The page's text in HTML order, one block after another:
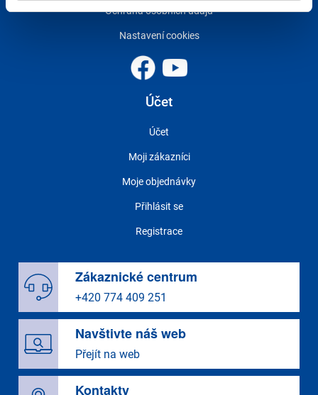
Ochrana osobních údajů
Nastavení cookies
Účet
Účet
Moji zákazníci
Moje objednávky
Přihlásit se
Registrace
Zákaznické centrum
+420 774 409 251
Navštivte náš web
Přejít na web
Kontakty